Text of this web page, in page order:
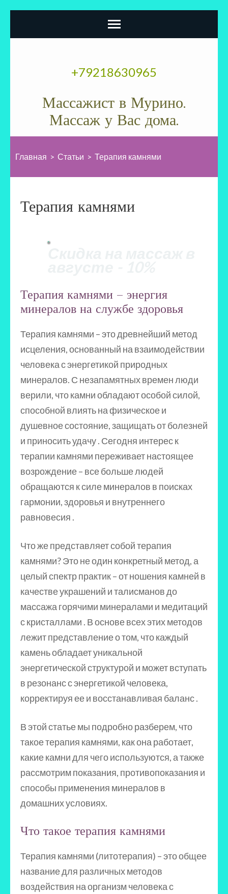
+79218630965
Массажист в Мурино.
Массаж у Вас дома.
Главная > Статьи > Терапия камнями
Терапия камнями
Терапия камнями – энергия
минералов на службе здоровья
Терапия камнями – это древнейший метод
исцеления, основанный на взаимодействии
человека с энергетикой природных
минералов. С незапамятных времен люди
верили, что камни обладают особой силой,
способной влиять на физическое и
душевное состояние, защищать от болезней
и приносить удачу . Сегодня интерес к
терапии камнями переживает настоящее
возрождение – все больше людей
обращаются к силе минералов в поисках
гармонии, здоровья и внутреннего
равновесия .
Что же представляет собой терапия
камнями? Это не один конкретный метод, а
целый спектр практик – от ношения камней в
качестве украшений и талисманов до
массажа горячими минералами и медитаций
с кристаллами . В основе всех этих методов
лежит представление о том, что каждый
камень обладает уникальной
энергетической структурой и может вступать
в резонанс с энергетикой человека,
корректируя ее и восстанавливая баланс .
В этой статье мы подробно разберем, что
такое терапия камнями, как она работает,
какие камни для чего используются, а также
рассмотрим показания, противопоказания и
способы применения минералов в
домашних условиях.
Что такое терапия камнями
Терапия камнями (литотерапия) – это общее
название для различных методов
воздействия на организм человека с